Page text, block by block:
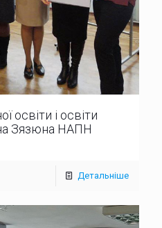
освіти і освіти
Зязюна НАПН
Детальніше